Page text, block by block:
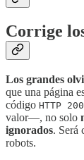
Corrige
Los grandes
que una página
código HTTP
valor—, no solo
ignorados. Será
robots.